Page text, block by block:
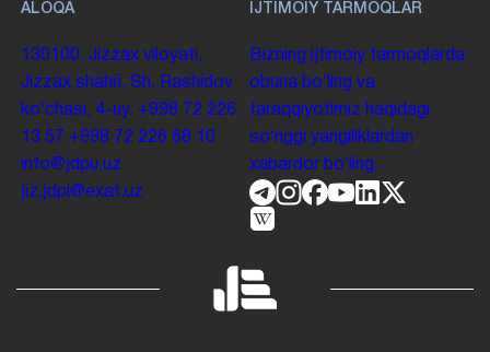
ALOQA
130100. Jizzax viloyati,
Jizzax shahri, Sh. Rashidov
koʻchasi, 4-uy. +998 72 226
13 57 +998 72 226 68 10
info@jdpu.uz
jiz.jdpi@exat.uz
IJTIMOIY TARMOQLAR
Bizning ijtimoiy tarmoqlarda
obuna boʻling va
taraqqiyotimiz haqidagi
soʻnggi yangiliklardan
xabardor boʻling.